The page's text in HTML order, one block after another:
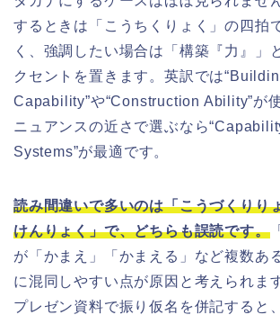
するときは「こうちくりょく」の四拍
く、強調したい場合は「構築『力』」
クセントを置きます。英訳では
Capability”や“Construction Ability”が
ニュアンスの近さで選ぶなら
Systems”が最適です。
読み間違いで多いのは「こうづくりり
けんりょく」で、どちらも誤読です。
が「かまえ」「かまえる」など複数あ
に混同しやすい点が原因と考えられま
プレゼン資料で振り仮名を併記すると